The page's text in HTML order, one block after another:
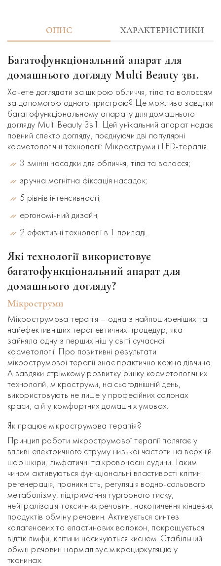
ОПИС ХАРАКТЕРИСТИКИ
Багатофункціональний апарат для
домашнього догляду Multi Beauty 3в1.
Хочете доглядати за шкірою обличчя, тіла та волоссям
за допомогою одного пристрою? Це можливо завдяки
багатофункціональному апарату для домашнього
догляду Multi Beauty 3в1. Цей унікальний апарат надає
повний спектр догляду, поєднуючи дві популярні
косметологічні технології: Мікроструми і LED-терапія.
3 змінні насадки для обличчя, тіла та волосся;
зручна магнітна фіксація насадок;
5 рівнів інтенсивності;
ергономічний дизайн;
2 ефективні технології в 1 приладі.
Які технології використовує
багатофункціональний апарат для
домашнього догляду?
Мікроструми
Мікрострумова терапія – одна з найпоширеніших та
найефективніших терапевтичних процедур, яка
зайняла одну з перших ніш у світі сучасної
косметології. Про позитивні результати
мікрострумової терапії знає практично кожна дівчина.
А завдяки стрімкому розвитку ринку косметологічних
технологій, мікроструми, на сьогоднішній день,
використовують не лише у професійних салонах
краси, а й у комфортних домашніх умовах.
Як працює мікрострумова терапія?
Принцип роботи мікрострумової терапії полягає у
впливі електричного струму низької частоти на верхній
шар шкіри, лімфатичні та кровоносні судини. Таким
чином активуються функціональні властивості клітин:
регенерація, проникність, регуляція водно-сольового
метаболізму, підтримання тургорного тиску,
нейтралізація токсичних речовин, накопичення кінцевих
продуктів обміну речовин. Активується синтез
колагенових та еластинових волокон, покращується
відтік лімфи, клітини насичуються киснем. Стабільний
обмін речовин нормалізує мікроциркуляцію у
тканинах.